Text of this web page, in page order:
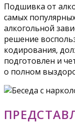
Подшивка от
самых
алкогольной
решение
кодирования,
подготовлен и
о полном